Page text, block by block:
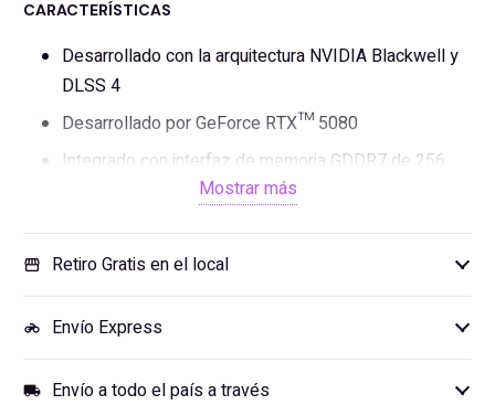
CARACTERÍSTICAS
Desarrollado con la arquitectura NVIDIA Blackwell y
DLSS 4
Desarrollado por GeForce RTX™ 5080
Integrado con interfaz de memoria GDDR7 de 256
Fanático de los halcones
BIOS dual (Rendimiento/Silencioso)
Compatible con NVIDIA SFF
Mostrar más
storefront Retiro Gratis en el local
motorcycle Envío Express
local_shipping Envío a todo el país a través